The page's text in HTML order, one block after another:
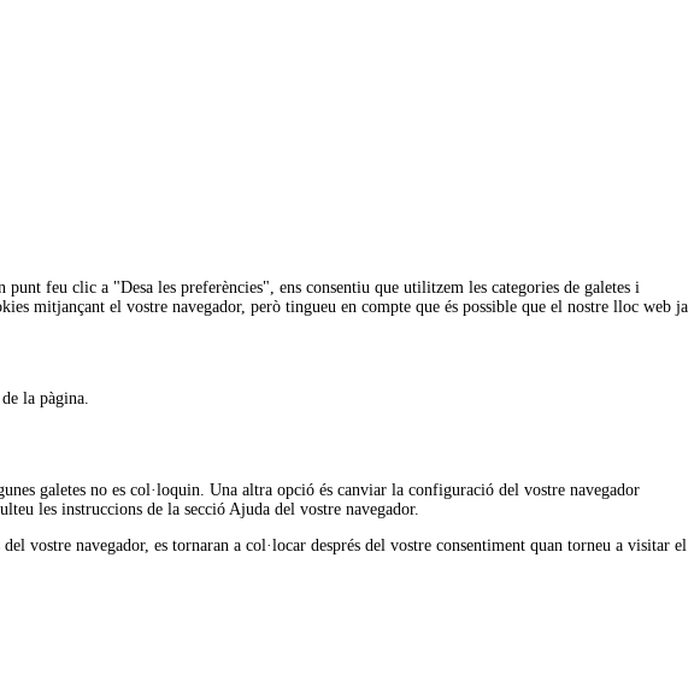
feu clic a "Desa les preferències", ens consentiu que utilitzem les categories de galetes i
mitjançant el vostre navegador, però tingueu en compte que és possible que el nostre lloc web ja
la pàgina.
galetes no es col·loquin. Una altra opció és canviar la configuració del vostre navegador
les instruccions de la secció Ajuda del vostre navegador.
vostre navegador, es tornaran a col·locar després del vostre consentiment quan torneu a visitar el